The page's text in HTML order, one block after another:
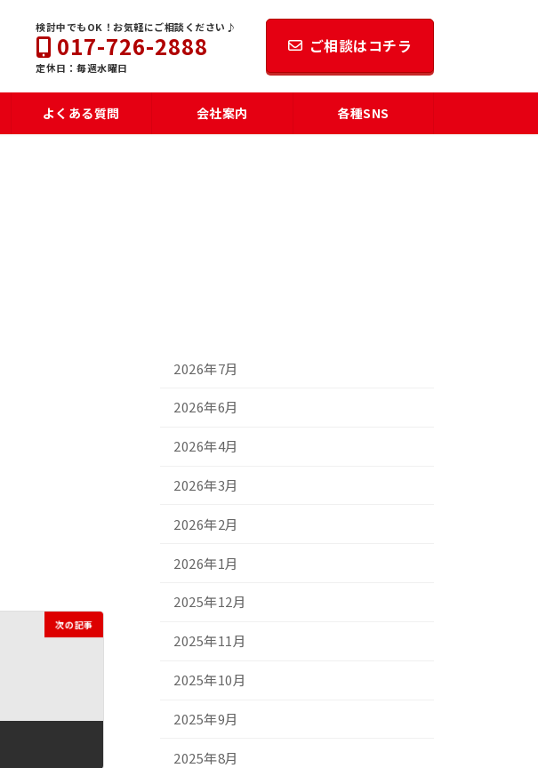
検討中でもOK！お気軽にご相談ください♪
017-726-2888
定休日：毎週水曜日
ご相談はコチラ
よくある質問 会社案内 各種SNS
次の記事
2026年7月
2026年6月
2026年4月
2026年3月
2026年2月
2026年1月
2025年12月
2025年11月
2025年10月
2025年9月
2025年8月